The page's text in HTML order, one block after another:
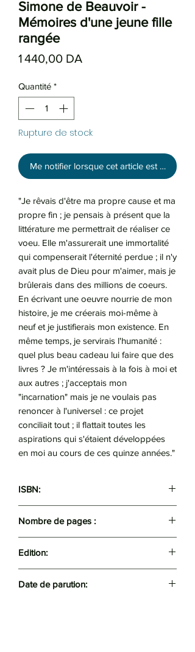
Simone de Beauvoir -
Mémoires d'une jeune fille
rangée
1 440,00 DA
Quantité *
Rupture de stock
Me notifier lorsque cet article est disponible
"Je rêvais d'être ma propre cause et ma
propre fin ; je pensais à présent que la
littérature me permettrait de réaliser ce
voeu. Elle m'assurerait une immortalité
qui compenserait l'éternité perdue ; il n'y
avait plus de Dieu pour m'aimer, mais je
brûlerais dans des millions de coeurs.
En écrivant une oeuvre nourrie de mon
histoire, je me créerais moi-même à
neuf et je justifierais mon existence. En
même temps, je servirais l'humanité :
quel plus beau cadeau lui faire que des
livres ? Je m'intéressais à la fois à moi et
aux autres ; j'acceptais mon
"incarnation" mais je ne voulais pas
renoncer à l'universel : ce projet
conciliait tout ; il flattait toutes les
aspirations qui s'étaient développées
en moi au cours de ces quinze années."
ISBN:
Nombre de pages :
Edition:
Date de parution: